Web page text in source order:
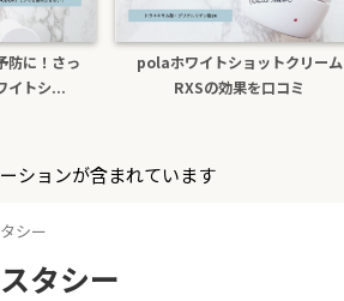
防に！さっ
イトシ...
polaホワイトショットクリーム
RXSの効果を口コミ
ションが含まれています
シー
タシー